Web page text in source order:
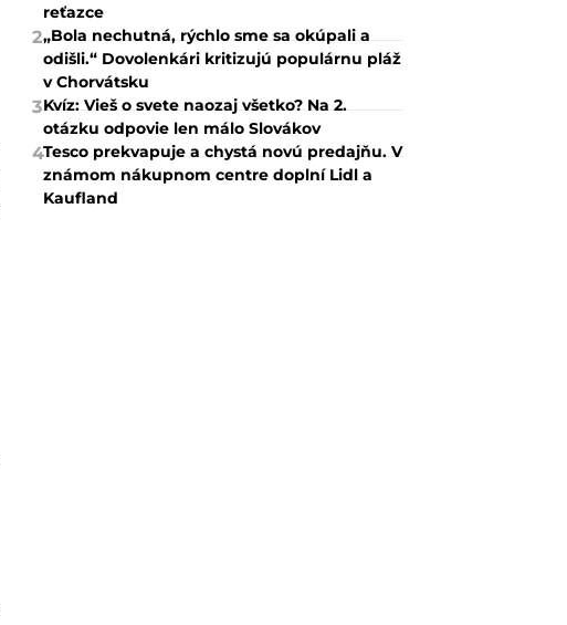
reťazce
2„Bola nechutná, rýchlo sme sa okúpali a
odišli.“ Dovolenkári kritizujú populárnu pláž
v Chorvátsku
3Kvíz: Vieš o svete naozaj všetko? Na 2.
otázku odpovie len málo Slovákov
4Tesco prekvapuje a chystá novú predajňu. V
známom nákupnom centre doplní Lidl a
Kaufland